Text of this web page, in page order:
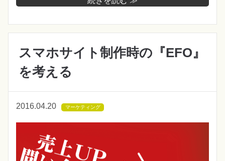
スマホサイト制作時の『EFO』
を考える
2016.04.20 マーケティング